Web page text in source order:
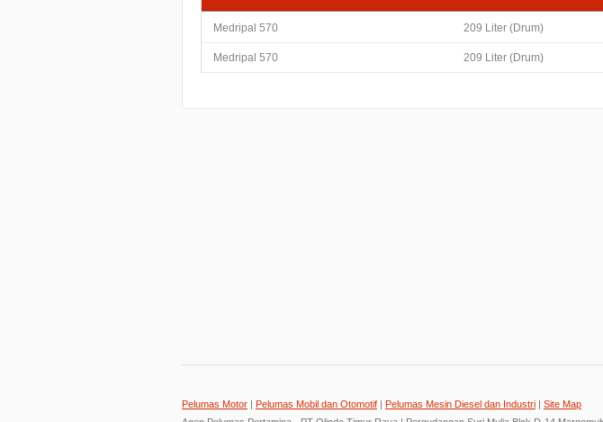
Medripal 570 209 Liter (Drum)
Medripal 570 209 Liter (Drum)
Pelumas Motor | Pelumas Mobil dan Otomotif | Pelumas Mesin Diesel dan Industri | Site Map